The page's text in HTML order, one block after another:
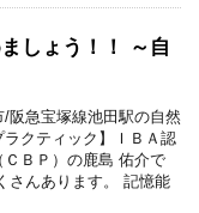
しょう！！ ～自
阪急宝塚線池田駅の自然
クティック】ＩＢＡ認
ＢＰ）の鹿島 佑介で
さんあります。 記憶能